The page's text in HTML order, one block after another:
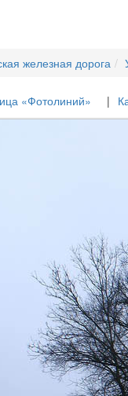
железная дорога
«Фотолиний»